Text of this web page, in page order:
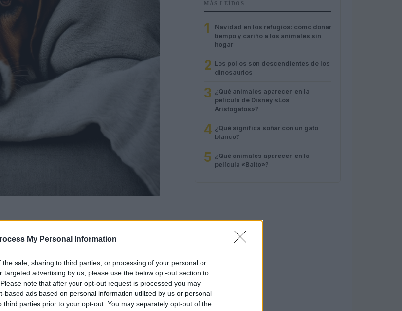
My Personal Information
the sale, sharing to third parties, or processing of your personal or
targeted advertising by us, please use the below opt-out section to
note that after your opt-out request is processed you may
based ads based on personal information utilized by us or personal
third parties prior to your opt-out. You may separately opt-out of the
MÁS LEÍDOS
1
Navidad en los refugios: cómo donar
tiempo y cariño a los animales sin
hogar
2 Los pollos son descendientes de los
dinosaurios
3 ¿Qué animales aparecen en la
película de Disney «Los
Aristogatos»?
4 ¿Qué significa soñar con un gato
blanco?
5 ¿Qué animales aparecen en la
película «Balto»?